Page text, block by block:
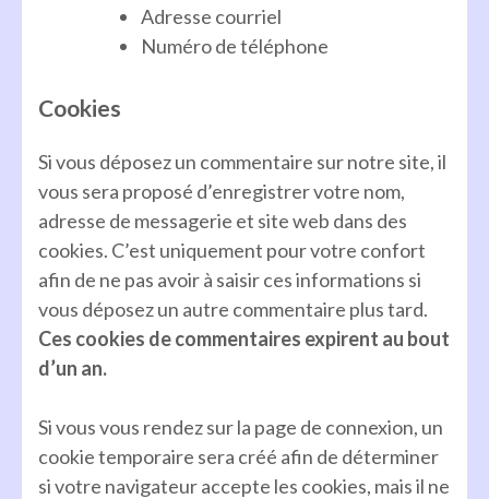
Adresse courriel
Numéro de téléphone
Cookies
Si vous déposez un commentaire sur notre site, il
vous sera proposé d’enregistrer votre nom,
adresse de messagerie et site web dans des
cookies. C’est uniquement pour votre confort
afin de ne pas avoir à saisir ces informations si
vous déposez un autre commentaire plus tard.
Ces cookies de commentaires expirent au bout
d’un an.
Si vous vous rendez sur la page de connexion, un
cookie temporaire sera créé afin de déterminer
si votre navigateur accepte les cookies, mais il ne